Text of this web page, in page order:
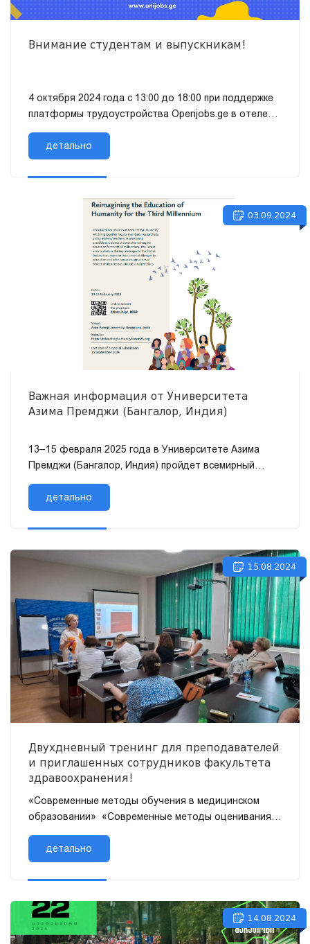
Внимание студентам и выпускникам!
4 октября 2024 года с 13:00 до 18:00 при поддержке
платформы трудоустройства Openjobs.ge в отеле
Holiday Inn пройдет форум трудоустройства, на
котором будут представле...
детально
03.09.2024
Важная информация от Университета
Азима Премджи (Бангалор, Индия)
13–15 февраля 2025 года в Университете Азима
Премджи (Бангалор, Индия) пройдет всемирный
форум «Переосмысление образования
человечества для третьего тысяче...
детально
15.08.2024
Двухдневный тренинг для преподавателей
и приглашенных сотрудников факультета
здравоохранения!
«Современные методы обучения в медицинском
образовании» «Современные методы оценивания в
детально
14.08.2024